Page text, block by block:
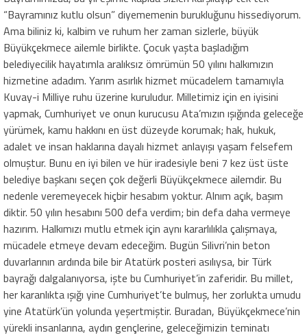
“Bayramınız kutlu olsun” diyememenin burukluğunu hissediyorum.
Ama biliniz ki, kalbim ve ruhum her zaman sizlerle, büyük
Büyükçekmece ailemle birlikte. Çocuk yaşta başladığım
belediyecilik hayatımla aralıksız ömrümün 50 yılını halkımızın
hizmetine adadım. Yarım asırlık hizmet mücadelem tamamıyla
Kuvay-i Milliye ruhu üzerine kuruludur. Milletimiz için en iyisini
yapmak, Cumhuriyet ve onun kurucusu Ata’mızın ışığında geleceğe
yürümek, kamu hakkını en üst düzeyde korumak; hak, hukuk,
adalet ve insan haklarına dayalı hizmet anlayışı yaşam felsefem
olmuştur. Bunu en iyi bilen ve hür iradesiyle beni 7 kez üst üste
belediye başkanı seçen çok değerli Büyükçekmece ailemdir. Bu
nedenle veremeyecek hiçbir hesabım yoktur. Alnım açık, başım
diktir. 50 yılın hesabını 500 defa verdim; bin defa daha vermeye
hazırım. Halkımızı mutlu etmek için aynı kararlılıkla çalışmaya,
mücadele etmeye devam edeceğim. Bugün Silivri’nin beton
duvarlarının ardında bile bir Atatürk posteri asılıysa, bir Türk
bayrağı dalgalanıyorsa, işte bu Cumhuriyet’in zaferidir. Bu millet,
her karanlıkta ışığı yine Cumhuriyet’te bulmuş, her zorlukta umudu
yine Atatürk’ün yolunda yeşertmiştir. Buradan, Büyükçekmece’nin
yürekli insanlarına, aydın gençlerine, geleceğimizin teminatı